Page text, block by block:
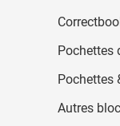
Maison &
Outillage
Pochettes
Pochettes
Autres